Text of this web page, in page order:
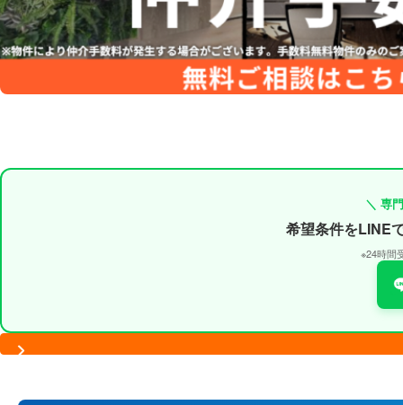
＼ 専
希望条件をLINE
※24時間